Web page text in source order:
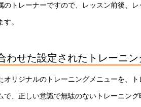
のトレーナーですので、レッスン前後、
。
わせた設定されたトレーニン
オリジナルのトレーニングメニューを、ト
で、正しい意識で無駄のないトレーニン